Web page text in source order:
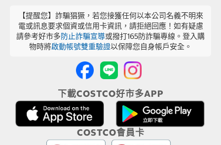
【提醒您】詐騙猖獗，若您接獲任何以本公司名義不明來
電或訊息要求個資或信用卡資訊，請拒絕回應！如有疑慮
請參考好市多防止詐騙宣導或撥打165防詐騙專線。登入購
物時將啟動帳號雙重驗證以保障您自身帳戶安全。
下載COSTCO好市多APP
COSTCO會員卡